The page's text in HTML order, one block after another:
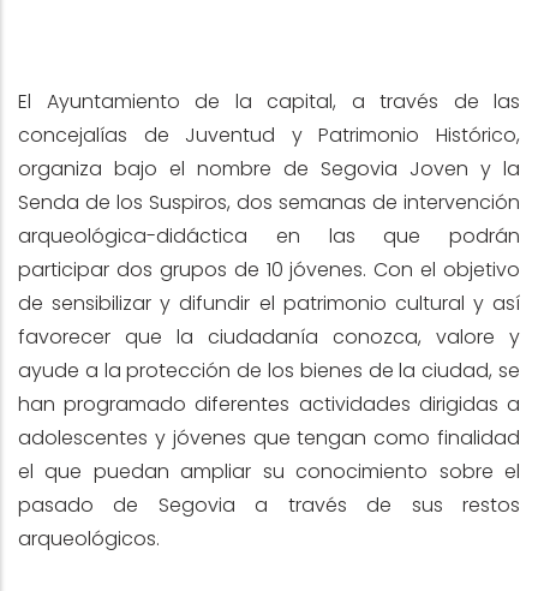
El Ayuntamiento de la capital, a través de las
concejalías de Juventud y Patrimonio Histórico,
organiza bajo el nombre de Segovia Joven y la
Senda de los Suspiros, dos semanas de intervención
arqueológica-didáctica en las que podrán
participar dos grupos de 10 jóvenes. Con el objetivo
de sensibilizar y difundir el patrimonio cultural y así
favorecer que la ciudadanía conozca, valore y
ayude a la protección de los bienes de la ciudad, se
han programado diferentes actividades dirigidas a
adolescentes y jóvenes que tengan como finalidad
el que puedan ampliar su conocimiento sobre el
pasado de Segovia a través de sus restos
arqueológicos.